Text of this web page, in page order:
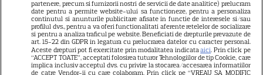
la filmări
partenere, precum si furnizorii nostri de servicii de date analitice) prelucram
date pentru a permite website-ului sa functioneze, pentru a personaliza
continutul si anunturile publicitare afisate in functie de interesele si/sau
profilul dvs., pentru a va oferi functionalitati aferente retelelor de socializare
si pentru a analiza traficul pe website. Beneficiati de drepturile prevazute de
art. 15-22 din GDPR in legatura cu prelucrarea datelor cu caracter personal.
Aceste drepturi pot fi exercitate prin modalitatea indicataaici. Prin click pe
“ACCEPT TOATE”, acceptati folosirea tuturor Tehnologiilor de tip Cookie, care
implica inclusiv acceptul dvs. cu privire la stocarea/accesarea informatiilor
de catre Vendor-ii cu care colaboram. Prin click pe “VREAU SA MODIFIC